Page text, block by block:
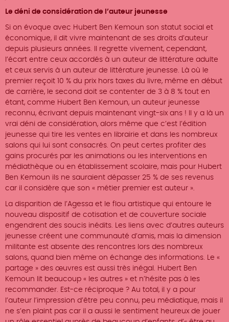
Le déni de considération de l’auteur jeunesse
Si on évoque avec Hubert Ben Kemoun son statut social et
économique, il dit vivre maintenant de ses droits d’auteur
depuis plusieurs années. Il regrette vivement, cependant,
l’écart entre ceux accordés à un auteur de littérature adulte
et ceux servis à un auteur de littérature jeunesse. Là où le
premier reçoit 10 % du prix hors taxes du livre, même en début
de carrière, le second doit se contenter de 3 à 8 % tout en
étant, comme Hubert Ben Kemoun, un auteur jeunesse
reconnu, écrivant depuis maintenant vingt-six ans ! Il y a là un
vrai déni de considération, alors même que c’est l’édition
jeunesse qui tire les ventes en librairie et dans les nombreux
salons qui lui sont consacrés. On peut certes profiter des
gains procurés par les animations ou les interventions en
médiathèque ou en établissement scolaire, mais pour Hubert
Ben Kemoun ils ne sauraient dépasser 25 % de ses revenus
car il considère que son « métier premier est auteur ».
La disparition de l’Agessa et le flou artistique qui entoure le
nouveau dispositif de cotisation et de couverture sociale
engendrent des soucis inédits. Les liens avec d’autres auteurs
jeunesse créent une communauté d’amis, mais la dimension
militante est absente des rencontres lors des nombreux
salons, quand bien même on échange des informations. Le «
partage » des œuvres est aussi très inégal. Hubert Ben
Kemoun lit beaucoup « les autres » et n’hésite pas à les
recommander. Est-ce réciproque ? Au total, il y a pour
l’auteur l’impression d’être peu connu, peu médiatique, mais il
ne s’en plaint pas car il a aussi le sentiment heureux de jouer